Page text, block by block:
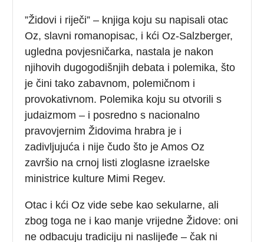
”Židovi i riječi” – knjiga koju su napisali otac
Oz, slavni romanopisac, i kći Oz-Salzberger,
ugledna povjesničarka, nastala je nakon
njihovih dugogodišnjih debata i polemika, što
je čini tako zabavnom, polemičnom i
provokativnom. Polemika koju su otvorili s
judaizmom – i posredno s nacionalno
pravovjernim Židovima hrabra je i
zadivljujuća i nije čudo što je Amos Oz
završio na crnoj listi zloglasne izraelske
ministrice kulture Mimi Regev.
Otac i kći Oz vide sebe kao sekularne, ali
zbog toga ne i kao manje vrijedne Židove: oni
ne odbacuju tradiciju ni naslijeđe – čak ni